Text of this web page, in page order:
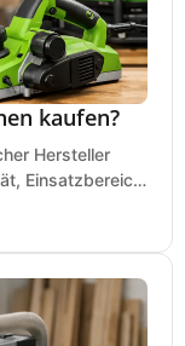
kaufen?
Hersteller
Einsatzbereich,